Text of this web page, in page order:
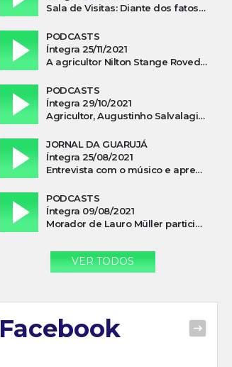
Sala de Visitas: Diante dos fatos que influenciam a economia o que podemos esperar de 2022
PODCASTS
Íntegra 25/11/2021
A agricultor Nilton Stange Roveda, afirma ter recebido ajuda espiritual durante acidente
PODCASTS
Íntegra 29/10/2021
Agricultor, Augustinho Salvalagio, relata sobre aparição do Cavaleiro Negro no Rio das Furnas
JORNAL DA GUARUJÁ
Íntegra 25/08/2021
Entrevista com o músico e apresentador, Lismael Ferrareis, no Cidade e Campo
PODCASTS
Íntegra 09/08/2021
Morador de Lauro Müller participa de motociata em apoio a Bolsonaro
VER TODOS
Facebook